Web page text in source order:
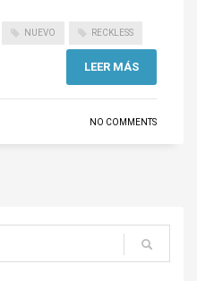
NUEVO RECKLESS
LEER MÁS
NO COMMENTS